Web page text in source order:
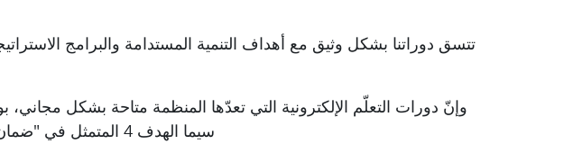
تتسق دوراتنا بشكل وثيق مع أهداف التنمية المستدامة والبرامج
وإنّ دورات التعلّم الإلكترونية التي تعدّها المنظمة متاحة بشكل
سيما الهدف 4 المتمثل في
"